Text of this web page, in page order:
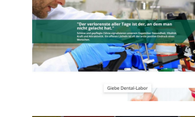
Giebe Dental-Labor Kampagne
Giebe Dental-Labor GmbH
Werbekampagne Konzeptarbeit Design